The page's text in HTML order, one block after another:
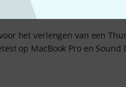
het verlengen van een
op MacBook Pro en Sound